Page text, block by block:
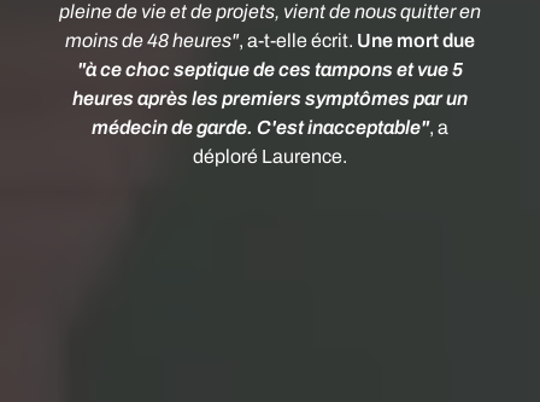
pleine de vie et de projets, vient de nous quitter en
moins de 48 heures", a-t-elle écrit. Une mort due
"à ce choc septique de ces tampons et vue 5
heures après les premiers symptômes par un
médecin de garde. C'est inacceptable", a
déploré Laurence.